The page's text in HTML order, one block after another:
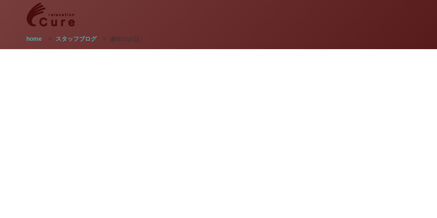
home > スタッフブログ > 趣味のお話♪